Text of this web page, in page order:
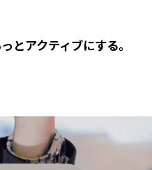
とアクティブにする。